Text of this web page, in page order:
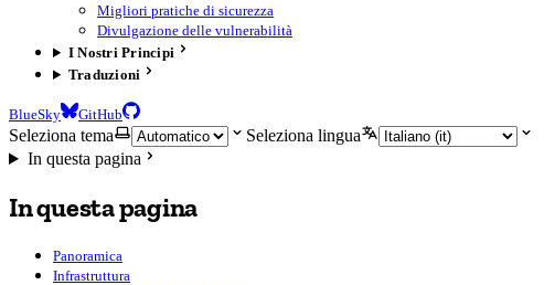
Migliori pratiche di sicurezza
Divulgazione delle vulnerabilità
I Nostri Principi
Traduzioni
BlueSky GitHub
Seleziona tema
Seleziona lingua
In questa pagina
In questa pagina
Panoramica
Infrastruttura